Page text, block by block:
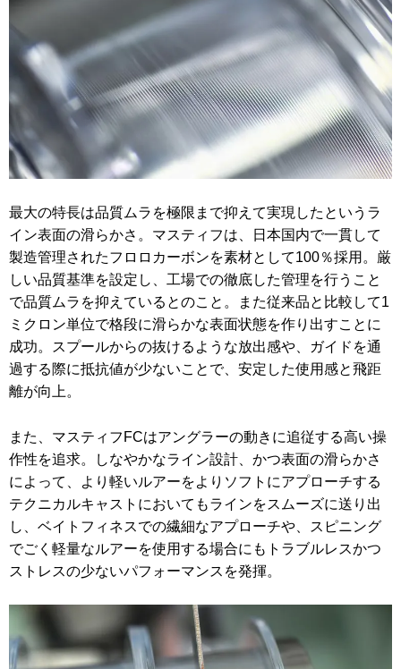
最大の特長は品質ムラを極限まで抑えて実現したというラ
イン表面の滑らかさ。マスティフは、日本国内で一貫して
製造管理されたフロロカーボンを素材として100％採用。厳
しい品質基準を設定し、工場での徹底した管理を行うこと
で品質ムラを抑えているとのこと。また従来品と比較して1
ミクロン単位で格段に滑らかな表面状態を作り出すことに
成功。スプールからの抜けるような放出感や、ガイドを通
過する際に抵抗値が少ないことで、安定した使用感と飛距
離が向上。
また、マスティフFCはアングラーの動きに追従する高い操
作性を追求。しなやかなライン設計、かつ表面の滑らかさ
によって、より軽いルアーをよりソフトにアプローチする
テクニカルキャストにおいてもラインをスムーズに送り出
し、ベイトフィネスでの繊細なアプローチや、スピニング
でごく軽量なルアーを使用する場合にもトラブルレスかつ
ストレスの少ないパフォーマンスを発揮。